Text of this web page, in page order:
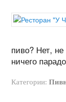
пиво? Нет,
ничего
Категории: